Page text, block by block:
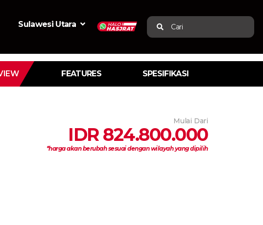
Sulawesi Utara Cari
FEATURES SPESIFIKASI
Mulai Dari
IDR 824.800.000
*harga akan berubah sesuai dengan wilayah yang dipilih